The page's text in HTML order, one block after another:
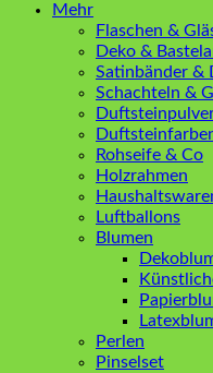
Mehr
Flaschen &
Deko &
Satinbänder &
Schachteln &
Rohseife & Co
Holzrahmen
Luftballons
Blumen
Perlen
Pinselset